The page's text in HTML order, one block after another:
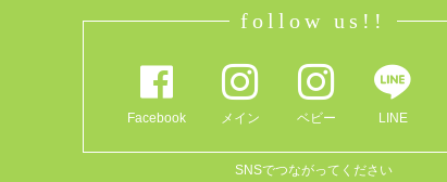
follow us!!
Facebook メイン ベビー LINE
SNSでつながってください